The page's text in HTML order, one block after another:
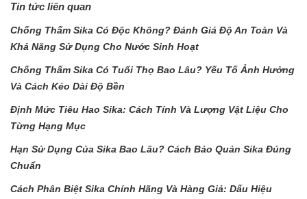
Tin tức liên quan
Chống Thấm Sika Có Độc Không? Đánh Giá Độ An Toàn Và
Khả Năng Sử Dụng Cho Nước Sinh Hoạt
Chống Thấm Sika Có Tuổi Thọ Bao Lâu? Yếu Tố Ảnh Hưởng
Và Cách Kéo Dài Độ Bền
Định Mức Tiêu Hao Sika: Cách Tính Và Lượng Vật Liệu Cho
Từng Hạng Mục
Hạn Sử Dụng Của Sika Bao Lâu? Cách Bảo Quản Sika Đúng
Chuẩn
Cách Phân Biệt Sika Chính Hãng Và Hàng Giả: Dấu Hiệu